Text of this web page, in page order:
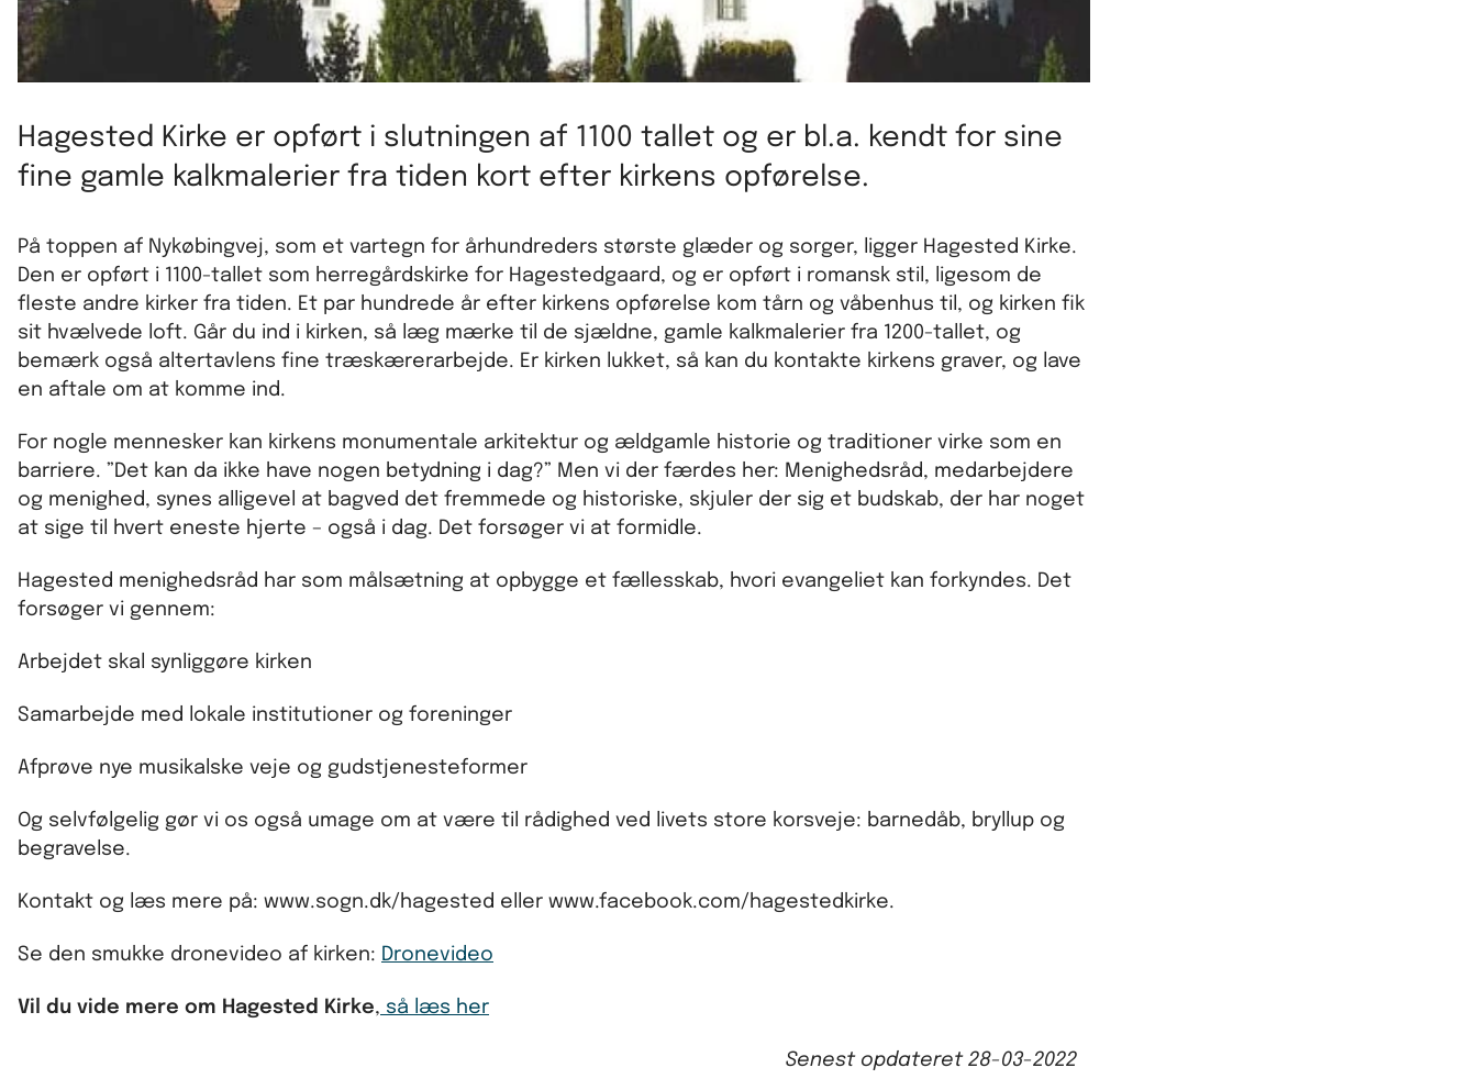
Hagested Kirke er opført i slutningen af 1100 tallet og er bl.a. kendt for sine
fine gamle kalkmalerier fra tiden kort efter kirkens opførelse.
På toppen af Nykøbingvej, som et vartegn for århundreders største glæder og sorger, ligger Hagested Kirke.
Den er opført i 1100-tallet som herregårdskirke for Hagestedgaard, og er opført i romansk stil, ligesom de
fleste andre kirker fra tiden. Et par hundrede år efter kirkens opførelse kom tårn og våbenhus til, og kirken fik
sit hvælvede loft. Går du ind i kirken, så læg mærke til de sjældne, gamle kalkmalerier fra 1200-tallet, og
bemærk også altertavlens fine træskærerarbejde. Er kirken lukket, så kan du kontakte kirkens graver, og lave
en aftale om at komme ind.
For nogle mennesker kan kirkens monumentale arkitektur og ældgamle historie og traditioner virke som en
barriere. ”Det kan da ikke have nogen betydning i dag?” Men vi der færdes her: Menighedsråd, medarbejdere
og menighed, synes alligevel at bagved det fremmede og historiske, skjuler der sig et budskab, der har noget
at sige til hvert eneste hjerte – også i dag. Det forsøger vi at formidle.
Hagested menighedsråd har som målsætning at opbygge et fællesskab, hvori evangeliet kan forkyndes. Det
forsøger vi gennem:
Arbejdet skal synliggøre kirken
Samarbejde med lokale institutioner og foreninger
Afprøve nye musikalske veje og gudstjenesteformer
Og selvfølgelig gør vi os også umage om at være til rådighed ved livets store korsveje: barnedåb, bryllup og
begravelse.
Kontakt og læs mere på: www.sogn.dk/hagested eller www.facebook.com/hagestedkirke.
Se den smukke dronevideo af kirken: Dronevideo
Vil du vide mere om Hagested Kirke, så læs her
Senest opdateret 28-03-2022